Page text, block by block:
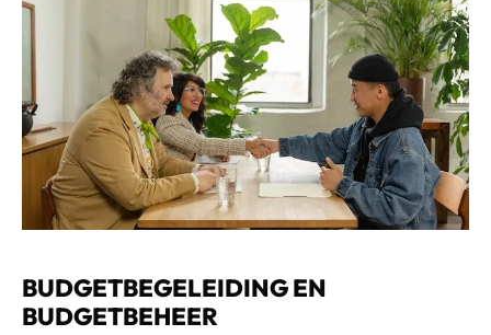
BUDGETBEGELEIDING EN
BUDGETBEHEER